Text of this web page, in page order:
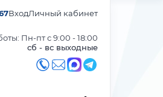
ВходЛичный кабинет
Пн-пт с 9:00 - 18:00
сб - вс выходные